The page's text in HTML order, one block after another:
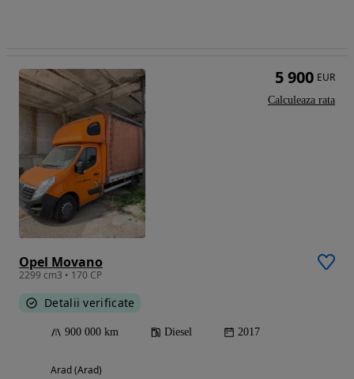
Opel Movano
2299 cm3 • 170 CP
Detalii verificate
900 000 km Diesel 2017
Arad (Arad)
5 900 EUR
Calculeaza rata